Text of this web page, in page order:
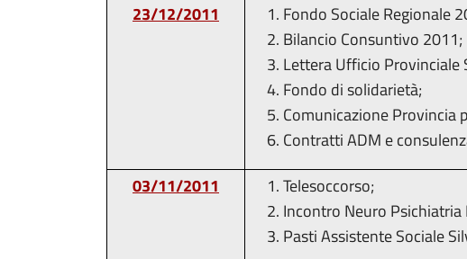
23/12/2011
Fondo Sociale Regionale
Bilancio Consuntivo 2011;
Lettera Ufficio Provinciale
Fondo di solidarietà;
Comunicazione Provincia
Contratti ADM e
03/11/2011
Telesoccorso;
Incontro Neuro Psichiatria
Pasti Assistente Sociale